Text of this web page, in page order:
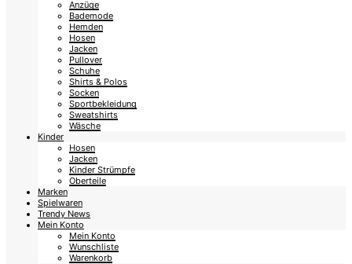
Anzüge
Bademode
Hemden
Hosen
Jacken
Pullover
Schuhe
Shirts & Polos
Socken
Sportbekleidung
Sweatshirts
Wäsche
Kinder
Hosen
Jacken
Kinder Strümpfe
Oberteile
Marken
Spielwaren
Trendy News
Mein Konto
Mein Konto
Wunschliste
Warenkorb